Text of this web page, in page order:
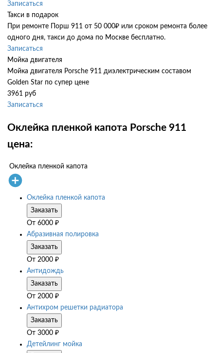
Записаться
Такси в подарок
При ремонте Порш 911 от 50 000₽ или сроком ремонта более
одного дня, такси до дома по Москве бесплатно.
Записаться
Мойка двигателя
Мойка двигателя Porsche 911 диэлектрическим составом
Golden Star по супер цене
3961 руб
Записаться
Оклейка пленкой капота Porsche 911
цена:
Оклейка пленкой капота
Оклейка пленкой капота
Заказать
От 6000 ₽
Абразивная полировка
Заказать
От 2000 ₽
Антидождь
Заказать
От 2000 ₽
Антихром решетки радиатора
Заказать
От 3000 ₽
Детейлинг мойка